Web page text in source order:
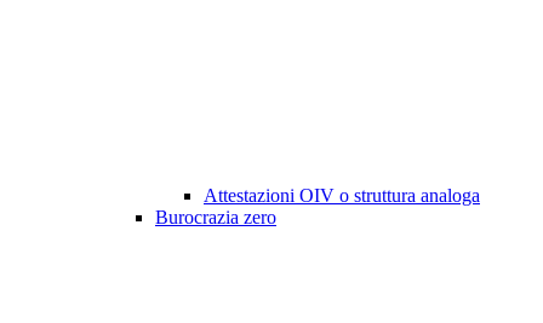
Attestazioni OIV o struttura analoga
Burocrazia zero